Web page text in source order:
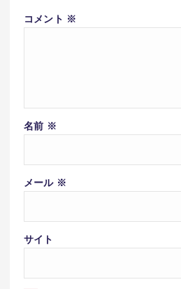
コメント ※
名前 ※
メール ※
サイト